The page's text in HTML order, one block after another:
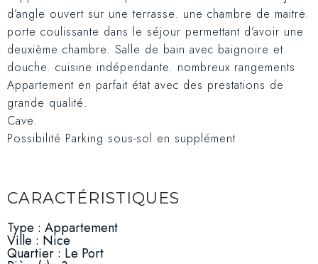
d’angle ouvert sur une terrasse. une chambre de maitre.
porte coulissante dans le séjour permettant d’avoir une
deuxième chambre. Salle de bain avec baignoire et
douche. cuisine indépendante. nombreux rangements
Appartement en parfait état avec des prestations de
grande qualité.
Cave.
Possibilité Parking sous-sol en supplément
CARACTÉRISTIQUES
Type : Appartement
Ville : Nice
Quartier : Le Port